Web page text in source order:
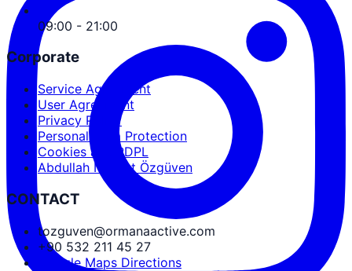
09:00 - 21:00
Corporate
Service Agreement
User Agreement
Privacy Policy
Personal Data Protection
Cookies and PDPL
Abdullah Nevzat Özgüven
CONTACT
tozguven@ormanaactive.com
+90 532 211 45 27
Google Maps Directions